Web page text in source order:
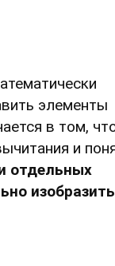
элементы
в том,
и
отдельных
изобразить